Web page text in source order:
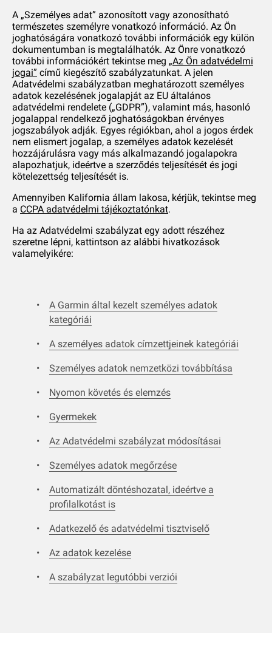
A „Személyes adat” azonosított vagy azonosítható
természetes személyre vonatkozó információ. Az Ön
joghatóságára vonatkozó további információk egy külön
dokumentumban is megtalálhatók. Az Önre vonatkozó
további információkért tekintse meg „Az Ön adatvédelmi
jogai” című kiegészítő szabályzatunkat. A jelen
Adatvédelmi szabályzatban meghatározott személyes
adatok kezelésének jogalapját az EU általános
adatvédelmi rendelete („GDPR”), valamint más, hasonló
jogalappal rendelkező joghatóságokban érvényes
jogszabályok adják. Egyes régiókban, ahol a jogos érdek
nem elismert jogalap, a személyes adatok kezelését
hozzájárulásra vagy más alkalmazandó jogalapokra
alapozhatjuk, ideértve a szerződés teljesítését és jogi
kötelezettség teljesítését is.
Amennyiben Kalifornia állam lakosa, kérjük, tekintse meg
a CCPA adatvédelmi tájékoztatónkat.
Ha az Adatvédelmi szabályzat egy adott részéhez
szeretne lépni, kattintson az alábbi hivatkozások
valamelyikére:
A Garmin által kezelt személyes adatok
kategóriái
A személyes adatok címzettjeinek kategóriái
Személyes adatok nemzetközi továbbítása
Nyomon követés és elemzés
Gyermekek
Az Adatvédelmi szabályzat módosításai
Személyes adatok megőrzése
Automatizált döntéshozatal, ideértve a
profilalkotást is
Adatkezelő és adatvédelmi tisztviselő
Az adatok kezelése
A szabályzat legutóbbi verziói